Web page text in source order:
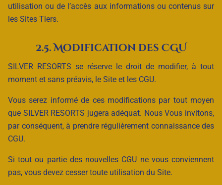
utilisation ou de l’accès aux informations ou contenus sur
les Sites Tiers.
2.5. Modification des CGU
SILVER RESORTS se réserve le droit de modifier, à tout
moment et sans préavis, le Site et les CGU.
Vous serez informé de ces modifications par tout moyen
que SILVER RESORTS jugera adéquat. Nous Vous invitons,
par conséquent, à prendre régulièrement connaissance des
CGU.
Si tout ou partie des nouvelles CGU ne vous conviennent
pas, vous devez cesser toute utilisation du Site.